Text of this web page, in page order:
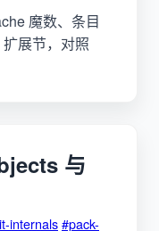
魔数、条目
展节，对照
与
internals#pack-